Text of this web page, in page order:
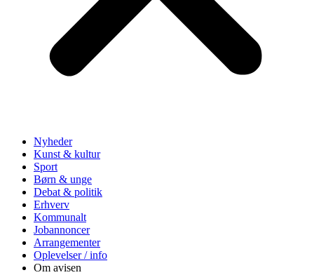
Nyheder
Kunst & kultur
Sport
Børn & unge
Debat & politik
Erhverv
Kommunalt
Jobannoncer
Arrangementer
Oplevelser / info
Om avisen